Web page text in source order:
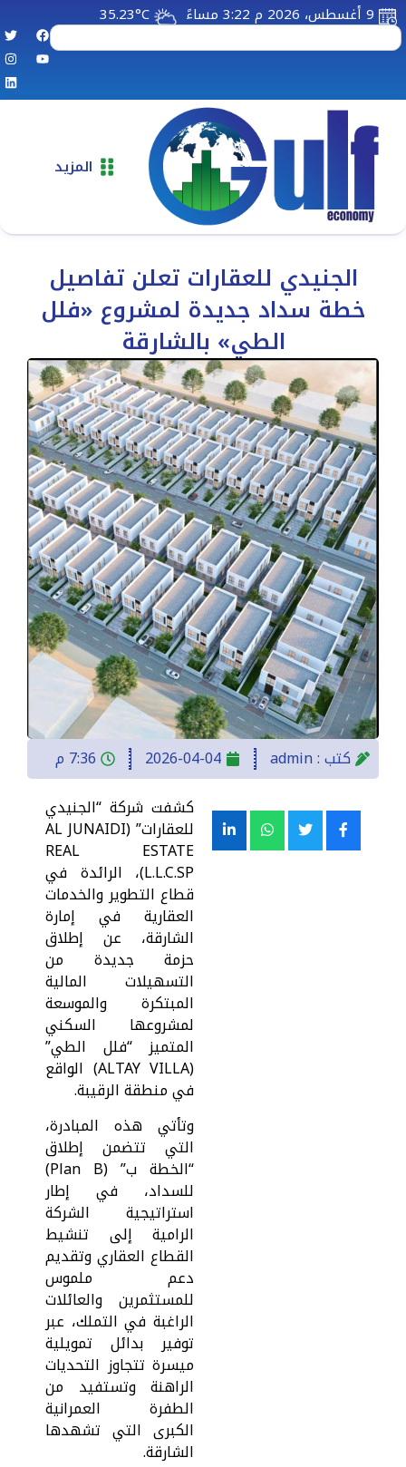
9 أغسطس، 2026 م 3:22 مساءً 35.23°C
المزيد
الجنيدي للعقارات تعلن تفاصيل
خطة سداد جديدة لمشروع «فلل
الطي» بالشارقة
كتب :admin
2026-04-04
7:36 م
كشفت شركة “الجنيدي
للعقارات” (AL JUNAIDI
REAL ESTATE
L.L.C.SP)، الرائدة في
قطاع التطوير والخدمات
العقارية في إمارة
الشارقة، عن إطلاق
حزمة جديدة من
التسهيلات المالية
المبتكرة والموسعة
لمشروعها السكني
المتميز “فلل الطي”
(ALTAY VILLA) الواقع
في منطقة الرقيبة.
وتأتي هذه المبادرة،
التي تتضمن إطلاق
“الخطة ب” (Plan B)
للسداد، في إطار
استراتيجية الشركة
الرامية إلى تنشيط
القطاع العقاري وتقديم
دعم ملموس
للمستثمرين والعائلات
الراغبة في التملك، عبر
توفير بدائل تمويلية
ميسرة تتجاوز التحديات
الراهنة وتستفيد من
الطفرة العمرانية
الكبرى التي تشهدها
الشارقة.